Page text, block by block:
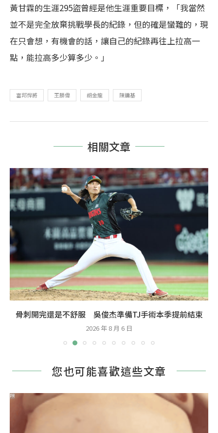
黃甘霖的生涯295盜曾經是他生涯重要目標，「我當然
並不是完全放棄挑戰學長的紀錄，但的確是蠻難的，現
在只會想，有機會的話，讓自己的紀錄再往上拉高一
點，能拉高多少算多少。」
富邦悍將 王勝偉 胡金龍 陳鏞基
相關文章
骨刺開完還是不舒服 吳俊杰準備TJ手術本季提前結束
2026 年 8 月 6 日
您也可能喜歡這些文章
PR